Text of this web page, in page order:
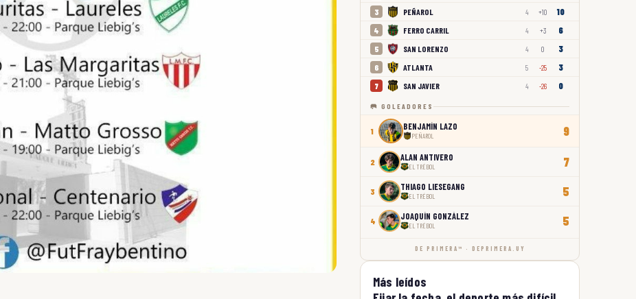
3 PEÑAROL 4 +10 10
4 FERRO CARRIL 4 +3 6
5 SAN LORENZO 4 0 3
6 ATLANTA 5 -25 3
7 SAN JAVIER 4 -26 0
🥅 GOLEADORES
1 BENJAMÍN LAZO
PEÑAROL 9
2 ALAN ANTIVERO
EL TRÉBOL 7
3 THIAGO LIESEGANG
EL TRÉBOL 5
4 JOAQUÍN GONZÁLEZ
EL TRÉBOL 5
DE PRIMERA™ · DEPRIMERA.UY
Más leídos